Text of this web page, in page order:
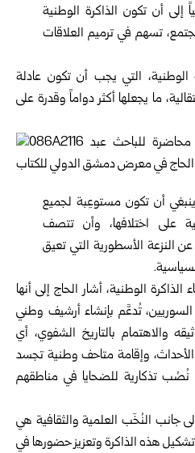
إلى أن تكون الذاكرة الوطنية
تسهم في ترميم العلاقات
الوطنية، التي يجب أن تكون عادلة
ما يجعلها أكثر دواماً وقدرة على
أن تكون مستوعِبة لجميع
على اختلافها، وأن تتصف
عن النزعة الأسطورية التي تعيق
الوطنية، أشار الحاج إلى أنها
تُدعَّم بإنشاء أرشيف وطني
والاهتمام بالتاريخ الشفوي، أي
وإقامة متاحف وطنية تجسد
نُصُب تذكارية للضحايا في مناطقهم
جانب النُخَب العلمية والثقافية هي
هذه الذاكرة وتعزيز حضورها في